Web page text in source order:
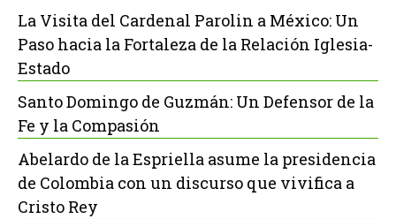
La Visita del Cardenal Parolin a México: Un
Paso hacia la Fortaleza de la Relación Iglesia-
Estado
Santo Domingo de Guzmán: Un Defensor de la
Fe y la Compasión
Abelardo de la Espriella asume la presidencia
de Colombia con un discurso que vivifica a
Cristo Rey